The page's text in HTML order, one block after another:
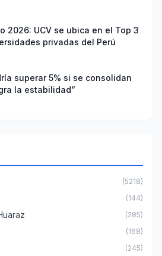
2026: UCV se ubica en el Top 3
privadas del Perú
superar 5% si se consolidan
la estabilidad”
(5218)
(144)
(285)
(168)
(245)